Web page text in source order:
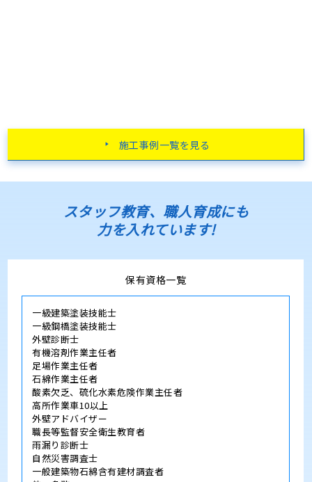
施工事例一覧を見る
スタッフ教育、職人育成にも
力を入れています!
保有資格一覧
一級建築塗装技能士
一級鋼橋塗装技能士
外壁診断士
有機溶剤作業主任者
足場作業主任者
石綿作業主任者
酸素欠乏、硫化水素危険作業主任者
高所作業車10以上
外壁アドバイザー
職長等監督安全衛生教育者
雨漏り診断士
自然災害調査士
一般建築物石綿含有建材調査者